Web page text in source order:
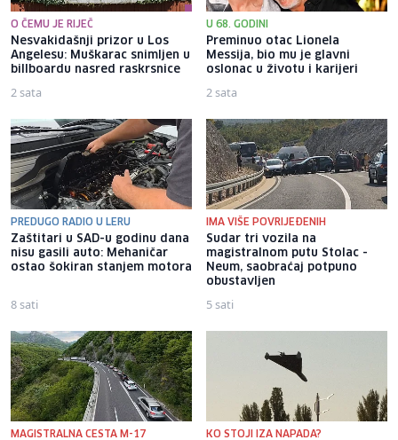
O ČEMU JE RIJEČ
Nesvakidašnji prizor u Los
Angelesu: Muškarac snimljen u
billboardu nasred raskrsnice
2 sata
U 68. GODINI
Preminuo otac Lionela
Messija, bio mu je glavni
oslonac u životu i karijeri
2 sata
PREDUGO RADIO U LERU
Zaštitari u SAD-u godinu dana
nisu gasili auto: Mehaničar
ostao šokiran stanjem motora
8 sati
IMA VIŠE POVRIJEĐENIH
Sudar tri vozila na
magistralnom putu Stolac -
Neum, saobraćaj potpuno
obustavljen
5 sati
MAGISTRALNA CESTA M-17 KO STOJI IZA NAPADA?